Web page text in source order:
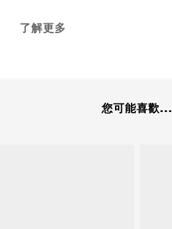
了解更多
您可能喜歡...